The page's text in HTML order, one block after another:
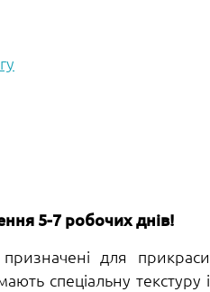
5-7 робочих днів!
для прикраси
спеціальну текстуру і